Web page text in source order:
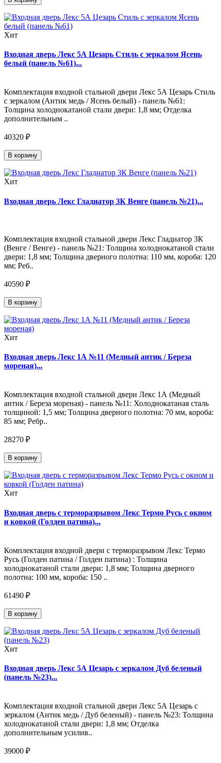
Хит
Входная дверь Лекс 5А Цезарь Стиль с зеркалом Ясень
белый (панель №61)...
Комплектация входной стальной двери Лекс 5А Цезарь Стиль
с зеркалом (Антик медь / Ясень белый) - панель №61:
Толщина холоднокатаной стали двери: 1,8 мм; Отделка
дополнительным ..
40320 ₽
В корзину
Хит
Входная дверь Лекс Гладиатор 3К Венге (панель №21)...
Комплектация входной стальной двери Лекс Гладиатор 3К
(Венге / Венге) - панель №21: Толщина холоднокатаной стали
двери: 1,8 мм; Толщина дверного полотна: 110 мм, короба: 120
мм; Реб..
40590 ₽
В корзину
Хит
Входная дверь Лекс 1А №11 (Медный антик / Береза
мореная)...
Комплектация входной стальной двери Лекс 1А (Медный
антик / Береза мореная) - панель №11: Холоднокатаная сталь
толщиной: 1,5 мм; Толщина дверного полотна: 70 мм, короба:
85 мм; Ребр..
28270 ₽
В корзину
Хит
Входная дверь с терморазрывом Лекс Термо Русь с окном
и ковкой (Голден патина)...
Комплектация входной двери с терморазрывом Лекс Термо
Русь (Голден патина / Голден патина) : Толщина
холоднокатаной стали двери: 1,8 мм; Толщина дверного
полотна: 100 мм, короба: 150 ..
61490 ₽
В корзину
Хит
Входная дверь Лекс 5А Цезарь с зеркалом Дуб беленый
(панель №23)...
Комплектация входной стальной двери Лекс 5А Цезарь с
зеркалом (Антик медь / Дуб беленый) - панель №23: Толщина
холоднокатаной стали двери: 1,8 мм; Отделка
дополнительным усилив..
39000 ₽